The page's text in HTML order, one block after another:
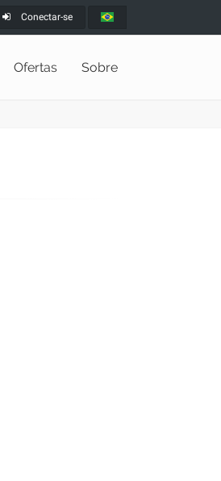
Conectar-se
Ofertas Sobre